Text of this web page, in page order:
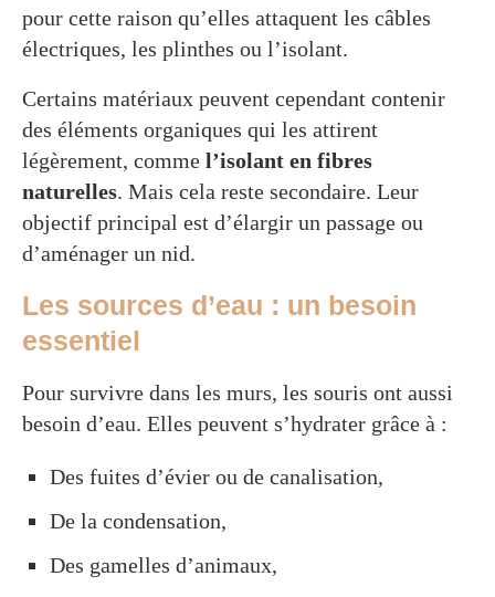
pour cette raison qu’elles attaquent les câbles
électriques, les plinthes ou l’isolant.
Certains matériaux peuvent cependant contenir
des éléments organiques qui les attirent
légèrement, comme l’isolant en fibres
naturelles. Mais cela reste secondaire. Leur
objectif principal est d’élargir un passage ou
d’aménager un nid.
Les sources d’eau : un besoin
essentiel
Pour survivre dans les murs, les souris ont aussi
besoin d’eau. Elles peuvent s’hydrater grâce à :
Des fuites d’évier ou de canalisation,
De la condensation,
Des gamelles d’animaux,